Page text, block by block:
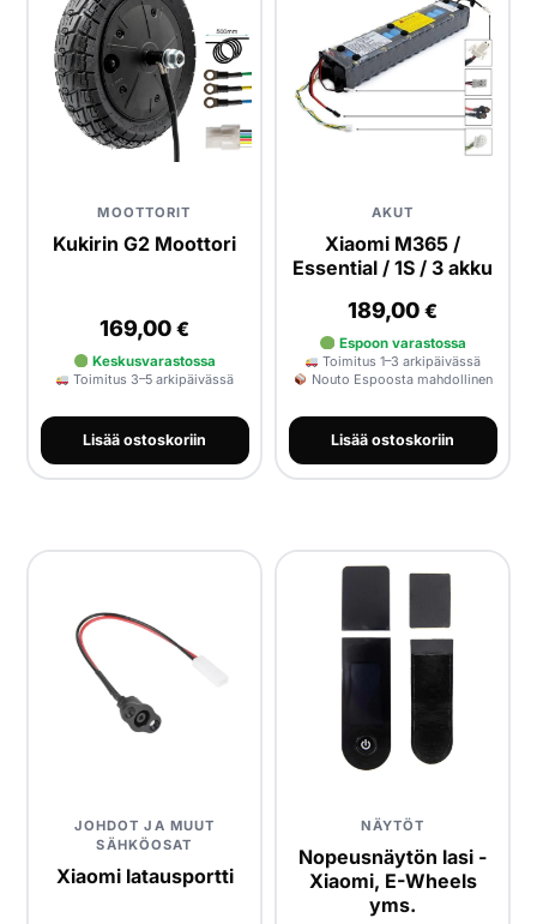
MOOTTORIT
Kukirin G2 Moottori
169,00 €
Keskusvarastossa
Toimitus 3–5 arkipäivässä
Lisää ostoskoriin
AKUT
Xiaomi M365 /
Essential / 1S / 3 akku
189,00 €
Espoon varastossa
Toimitus 1–3 arkipäivässä
Nouto Espoosta mahdollinen
Lisää ostoskoriin
JOHDOT JA MUUT
SÄHKÖOSAT
Xiaomi latausportti
NÄYTÖT
Nopeusnäytön lasi -
Xiaomi, E-Wheels
yms.